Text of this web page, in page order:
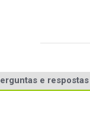
e respostas